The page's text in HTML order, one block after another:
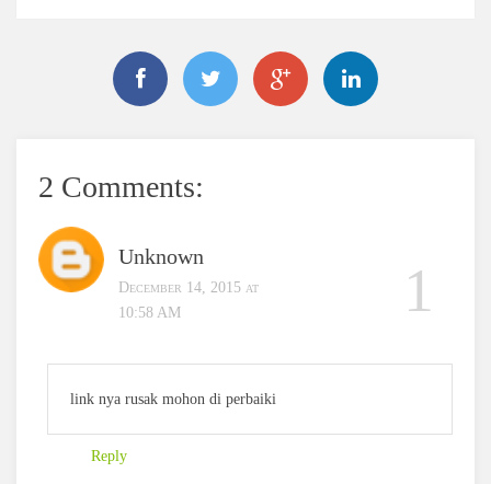
2 Comments:
Unknown
December 14, 2015 at
10:58 AM
link nya rusak mohon di perbaiki
Reply